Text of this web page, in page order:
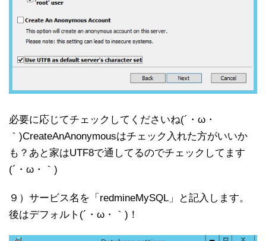
必要に応じてチェックしてくださいね(´・ω・
｀)CreateAnAnonymousはチェック入れた方がいいか
も？あと家はUTF8で通してるのでチェックしてます
(´・ω・｀)
９）サービス名を「redmineMySQL」と記入します。
後はデフォルト(´・ω・｀)！